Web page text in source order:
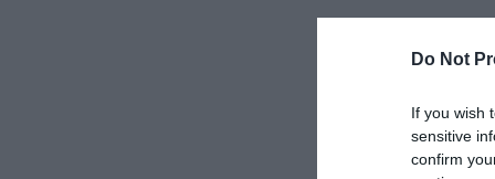
Do Not
If you wish
sensitive
confirm